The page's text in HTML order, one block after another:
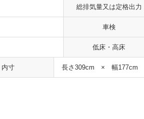
総排気量又は定格出力
車検
低床・高床
内寸 長さ309cm × 幅177cm